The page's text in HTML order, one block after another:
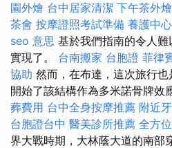
園外燴 台中居家清潔 下午茶外燴
茶會 按摩證照考試準備 養護中
seo 意思 基於我們指南的令人
實現了。 台南搬家 台胞證 菲律
協助 然而，在布達，這次旅行
開始了該結構作為多米諾骨牌效
葬費用 台中全身按摩推薦 附近
台胞證台中 醫美診所推薦 全方
界大戰時期，大林蔭大道的南部